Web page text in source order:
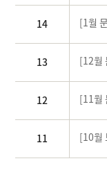
14 [1월
13 [12월
12 [11월
11 [10월